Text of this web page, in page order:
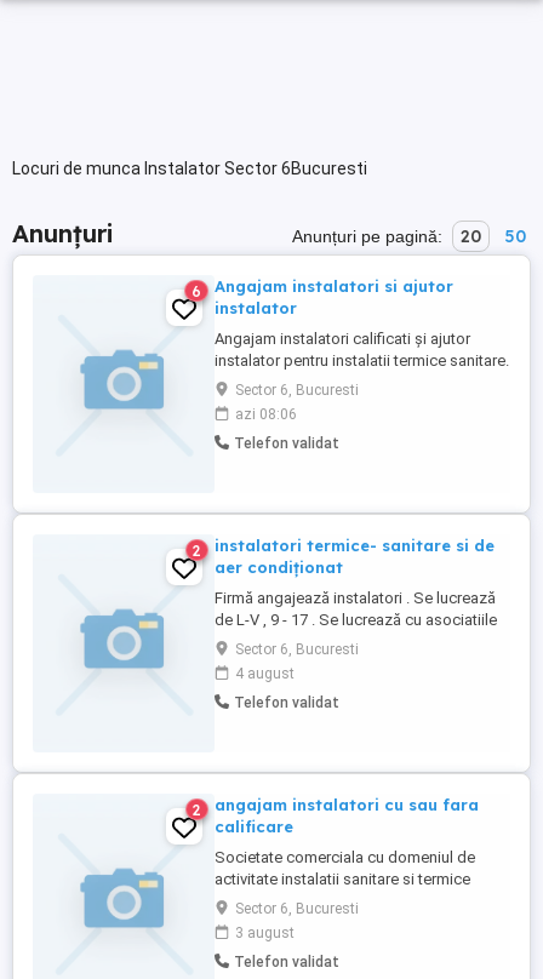
Locuri de munca Instalator Sector 6Bucuresti
Anunțuri Anunțuri pe pagină: 20 50
6
Angajam instalatori si ajutor
instalator
Angajam instalatori calificati și ajutor
instalator pentru instalatii termice sanitare.
Salariu atractiv carte de munca. Lucram in
toate sectoarele din Bucuresti.
Sector 6, Bucuresti
azi 08:06
Telefon validat
2
instalatori termice- sanitare si de
aer condiționat
Firmă angajează instalatori . Se lucrează
de L-V , 9 - 17 . Se lucrează cu asociatiile
de proprietari, blocurile vechi in proporție
de 90% . Reabilitări de coloane verticale si
subsoluri . Se lucrează numai in București
. Salariu între 6000. - 8000 lei net . Tel .
Sector 6, Bucuresti
4 august
Telefon validat
2
angajam instalatori cu sau fara
calificare
Societate comerciala cu domeniul de
activitate instalatii sanitare si termice
angajeaza personal: instalatori. Pentru cei
interesati, va rugam sunati in intervalul orar
09-16, luni-vineri, la numarul afisat pentru
stabilire interviu. Toate detaliile salariale
Sector 6, Bucuresti
3 august
Telefon validat